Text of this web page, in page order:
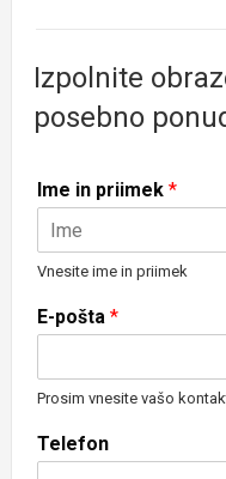
Izpolnite
posebno
Ime in priimek *
Vnesite ime in priimek
E-pošta *
Prosim vnesite vašo
Telefon